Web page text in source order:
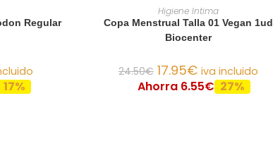
Regular
17%
AÑADIR AL CARRITO
Higiene Intima
Copa Menstrual Talla 01 Vegan 1ud
Biocenter
24.50€ 17.95€ iva incluido
Ahorra 6.55€ 27%